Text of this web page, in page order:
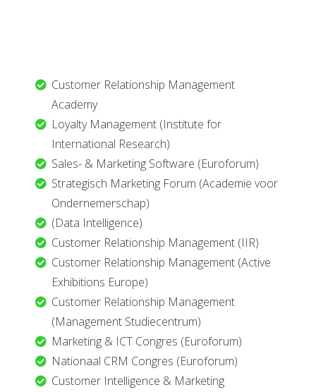
Customer Relationship Management
Academy
Loyalty Management (Institute for
International Research)
Sales- & Marketing Software (Euroforum)
Strategisch Marketing Forum (Academie voor
Ondernemerschap)
(Data Intelligence)
Customer Relationship Management (IIR)
Customer Relationship Management (Active
Exhibitions Europe)
Customer Relationship Management
(Management Studiecentrum)
Marketing & ICT Congres (Euroforum)
Nationaal CRM Congres (Euroforum)
Customer Intelligence & Marketing